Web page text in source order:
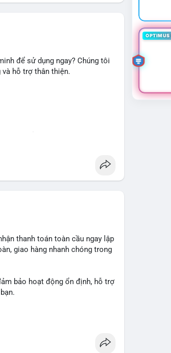
để sử dụng ngay? Chúng tôi
hỗ trợ thân thiện.
thanh toán toàn cầu ngay lập
giao hàng nhanh chóng trong
bảo hoạt động ổn định, hỗ trợ
OPTIMUS